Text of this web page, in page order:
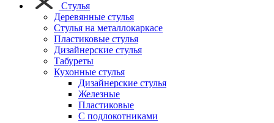
Стулья
Деревянные стулья
Стулья на металлокаркасе
Пластиковые стулья
Дизайнерские стулья
Табуреты
Кухонные стулья
Дизайнерские стулья
Железные
Пластиковые
С подлокотниками